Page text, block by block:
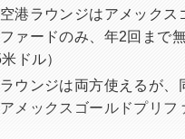
港ラウンジはアメックス
ァードのみ、年2回まで
ドル）
ウンジは両方使えるが、
メックスゴールドプリフ